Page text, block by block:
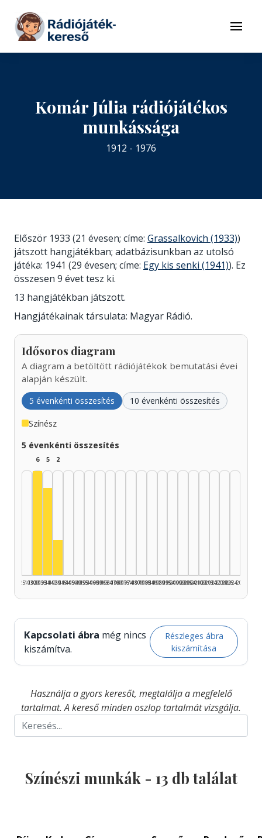
Tovább a tartalomhoz
Menü
Komár Júlia rádiójátékos
munkássága
1912 - 1976
Először 1933 (21 évesen; címe: Grassalkovich (1933))
játszott hangjátékban; adatbázisunkban az utolsó
játéka: 1941 (29 évesen; címe: Egy kis senki (1941)). Ez
összesen 9 évet tesz ki.
13 hangjátékban játszott.
Hangjátékainak társulata: Magyar Rádió.
Idősoros diagram
A diagram a betöltött rádiójátékok bemutatási évei
alapján készült.
5 évenkénti összesítés 10 évenkénti összesítés
Színész
5 évenkénti összesítés
1925–1929
6
1930–1934
5
Színész, 1935–1939: 5
1935–1939
2
1940–1944
1945–1949
1950–1954
1955–1959
1960–1964
1965–1969
1970–1974
1975–1979
1980–1984
1985–1989
1990–1994
1995–1999
2000–2004
2005–2009
2010–2014
2015–2019
2020–2024
2025–2026
Kapcsolati ábra még nincs
kiszámítva.
Részleges ábra
kiszámítása
Használja a gyors keresőt, megtalálja a megfelelő
tartalmat. A kereső minden oszlop tartalmát vizsgálja.
Színészi munkák - 13 db találat